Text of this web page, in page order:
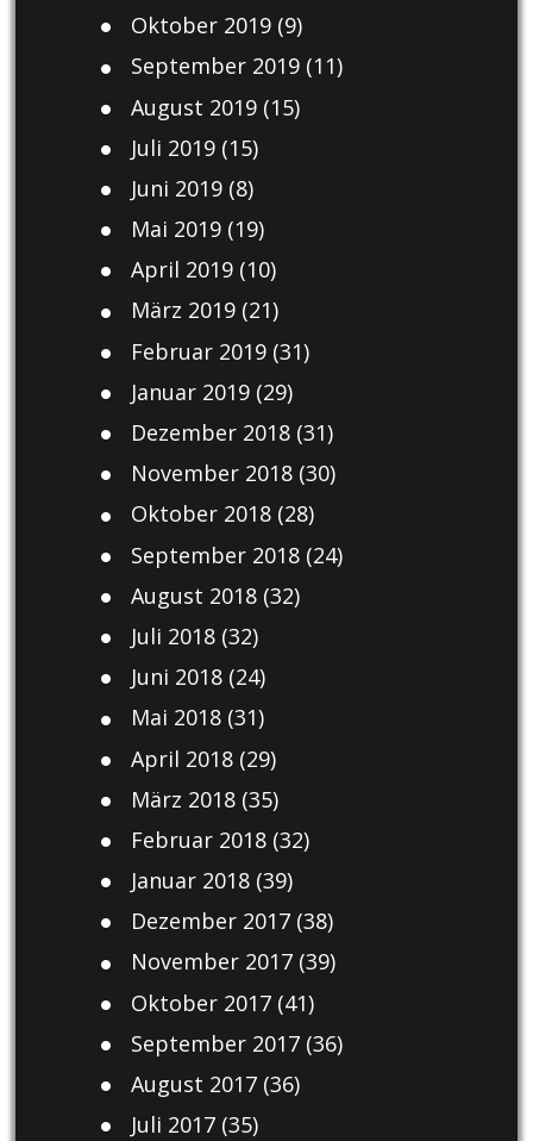
Oktober 2019(9)
September 2019(11)
August 2019(15)
Juli 2019(15)
Juni 2019(8)
Mai 2019(19)
April 2019(10)
März 2019(21)
Februar 2019(31)
Januar 2019(29)
Dezember 2018(31)
November 2018(30)
Oktober 2018(28)
September 2018(24)
August 2018(32)
Juli 2018(32)
Juni 2018(24)
Mai 2018(31)
April 2018(29)
März 2018(35)
Februar 2018(32)
Januar 2018(39)
Dezember 2017(38)
November 2017(39)
Oktober 2017(41)
September 2017(36)
August 2017(36)
Juli 2017(35)